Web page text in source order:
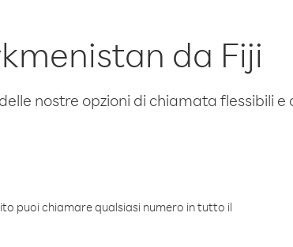
da Fiji
nostre opzioni di chiamata flessibili e
puoi chiamare qualsiasi numero in tutto il